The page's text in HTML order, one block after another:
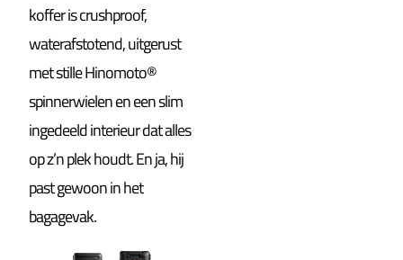
koffer is crushproof,
waterafstotend, uitgerust
met stille Hinomoto®
spinnerwielen en een slim
ingedeeld interieur dat alles
op z’n plek houdt. En ja, hij
past gewoon in het
bagagevak.